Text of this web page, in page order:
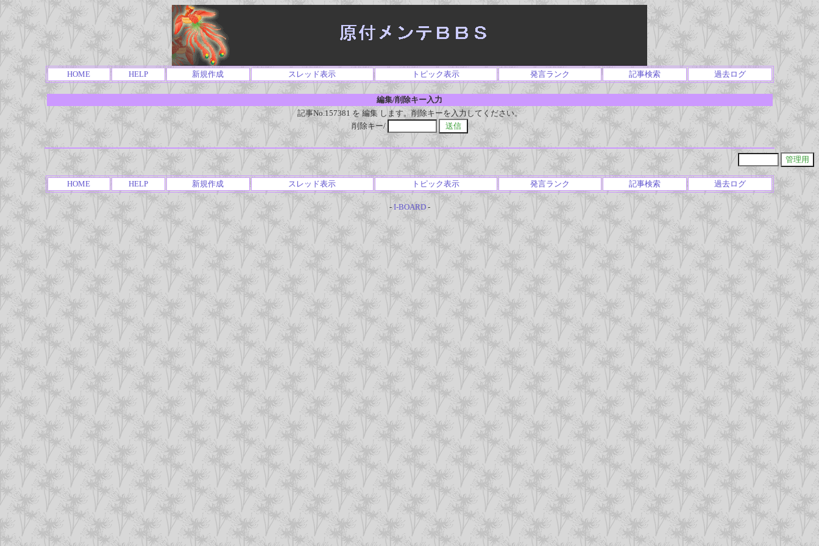
HOME HELP 新規作成 スレッド表示 トピック表示 発言ランク 記事検索 過去ログ
編集/削除キー入力
記事No.157381 を 編集 します。削除キーを入力してください。
削除キー/
HOME HELP 新規作成 スレッド表示 トピック表示 発言ランク 記事検索 過去ログ
- I-BOARD-